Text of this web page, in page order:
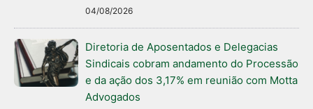
04/08/2026
Diretoria de Aposentados e Delegacias
Sindicais cobram andamento do Processão
e da ação dos 3,17% em reunião com Motta
Advogados